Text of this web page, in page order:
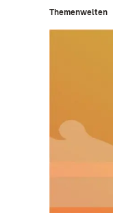
Themenwelten